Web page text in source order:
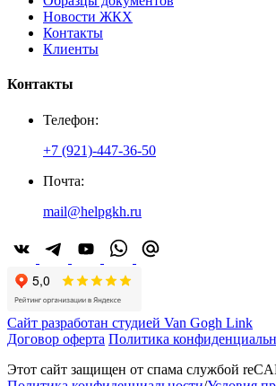
Новости ЖКХ
Контакты
Клиенты
Контакты
Телефон:
+7 (921)-447-36-50
Почта:
mail@helpgkh.ru
Сайт разработан студией Van Gogh Link
Договор оферта Политика
Этот сайт защищен от спама службой